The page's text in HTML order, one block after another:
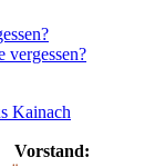
vergessen?
Kainach
Vorstand: